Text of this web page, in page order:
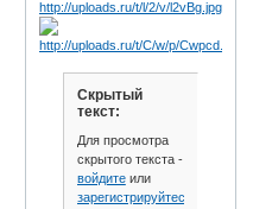
Скрытый
текст:
Для просмотра
скрытого текста -
войдитеили
зарегистрируйтесь